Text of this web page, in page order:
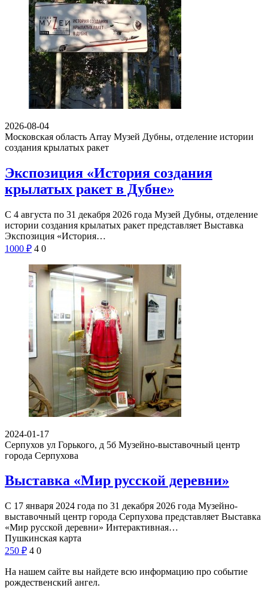
2026-08-04
Московская область Array Музей Дубны, отделение истории
создания крылатых ракет
Экспозиция «История создания
крылатых ракет в Дубне»
С 4 августа по 31 декабря 2026 года Музей Дубны, отделение
истории создания крылатых ракет представляет Выставка
Экспозиция «История…
1000 ₽ 4 0
2024-01-17
Серпухов ул Горького, д 5б Музейно-выставочный центр
города Серпухова
Выставка «Мир русской деревни»
С 17 января 2024 года по 31 декабря 2026 года Музейно-
выставочный центр города Серпухова представляет Выставка
«Мир русской деревни» Интерактивная…
Пушкинская карта
250 ₽ 4 0
На нашем сайте вы найдете всю информацию про событие
рождественский ангел.